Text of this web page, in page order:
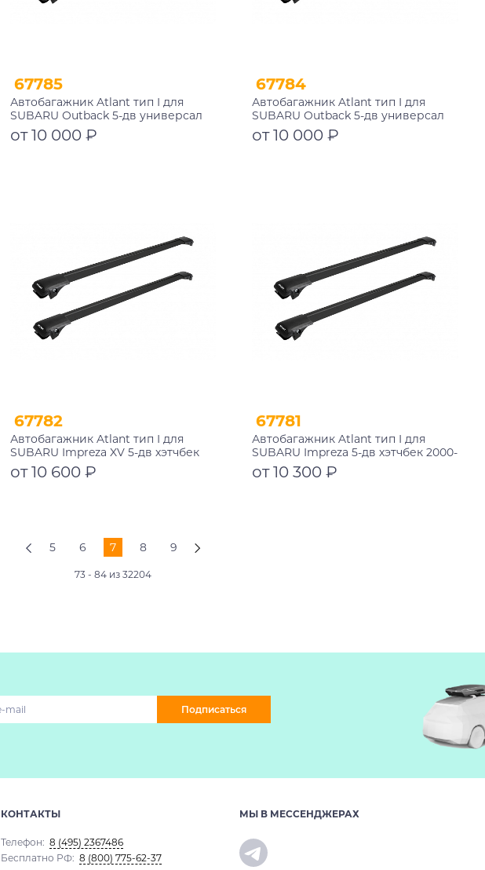
67785
Автобагажник Atlant тип I для
SUBARU Outback 5-дв универсал
1998-2004 рейлинги черные дуги
730/730 мм 10002+11119+11119
от 10 000 ₽
67784
Автобагажник Atlant тип I для
SUBARU Outback 5-дв универсал
1994-1999 рейлинги черные дуги
730/730 мм 10002+11119+11119
от 10 000 ₽
67782
Автобагажник Atlant тип I для
SUBARU Impreza XV 5-дв хэтчбек
2010-2011 рейлинги черные дуги
850/790 мм 10002+11114+11118
от 10 600 ₽
67781
Автобагажник Atlant тип I для
SUBARU Impreza 5-дв хэтчбек 2000-
2007 рейлинги черные дуги
790/730 мм 10002+11118+11119
от 10 300 ₽
5 6 7 8 9
73 - 84 из 32204
Подписаться
КОНТАКТЫ
Телефон: 8 (495) 2367486
Бесплатно РФ: 8 (800) 775-62-37
МЫ В МЕССЕНДЖЕРАХ